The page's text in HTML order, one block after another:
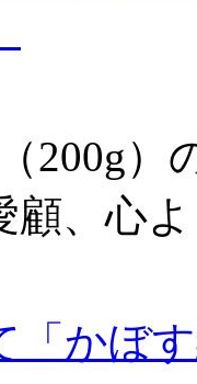
200g
顧、心
「かぼ